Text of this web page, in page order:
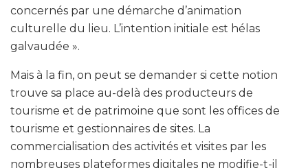
concernés par une démarche d’animation
culturelle du lieu. L’intention initiale est hélas
galvaudée ».
Mais à la fin, on peut se demander si cette notion
trouve sa place au-delà des producteurs de
tourisme et de patrimoine que sont les offices de
tourisme et gestionnaires de sites. La
commercialisation des activités et visites par les
nombreuses plateformes digitales ne modifie-t-il